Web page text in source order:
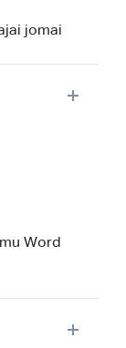
jomai
Word